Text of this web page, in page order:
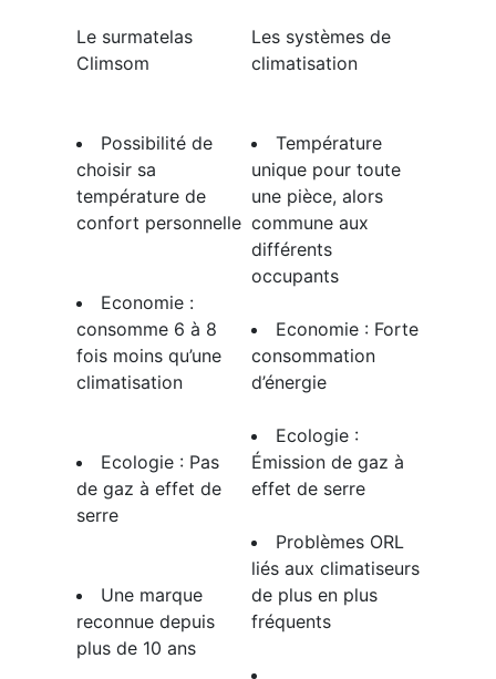
​Le surmatelas
Climsom
Possibilité de
choisir sa
température de
confort personnelle
​Economie :
consomme 6 à 8
fois moins qu’une
climatisation
Ecologie : Pas
de gaz à effet de
serre
​Une marque
reconnue depuis
plus de 10 ans
​Les ​systèmes de
climatisation
​Température
unique pour toute
une pièce, alors
commune aux
différents
occupants
​Economie : Forte
consommation
d’énergie
​Ecologie :
Émission de gaz à
effet de serre
​Problèmes ORL
liés aux climatiseurs
de plus en plus
fréquents